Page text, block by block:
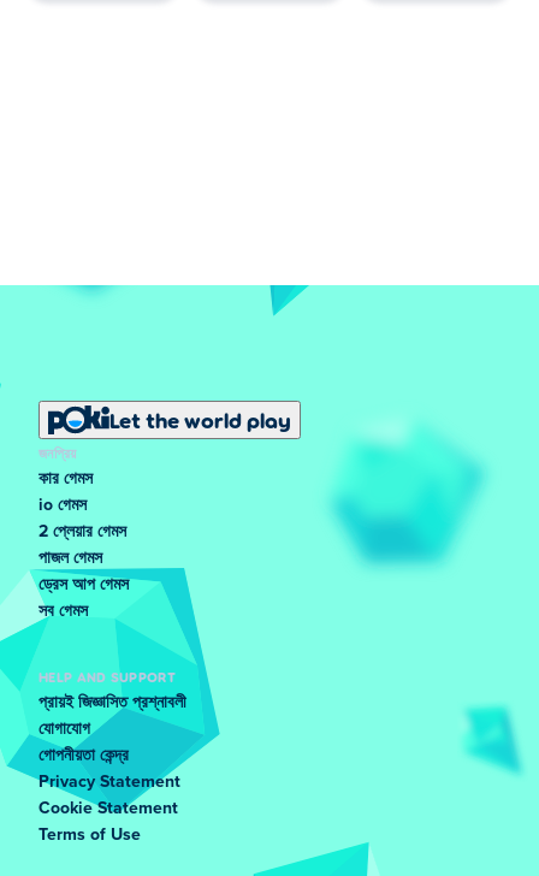
Let the world play
জনপ্রিয়
কার গেমস
io গেমস
2 প্লেয়ার গেমস
পাজল গেমস
ড্রেস আপ গেমস
সব গেমস
HELP AND SUPPORT
প্রায়ই জিজ্ঞাসিত প্রশ্নাবলী
যোগাযোগ
গোপনীয়তা কেন্দ্র
Privacy Statement
Cookie Statement
Terms of Use